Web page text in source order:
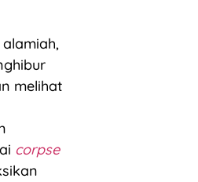
melihat
corpse